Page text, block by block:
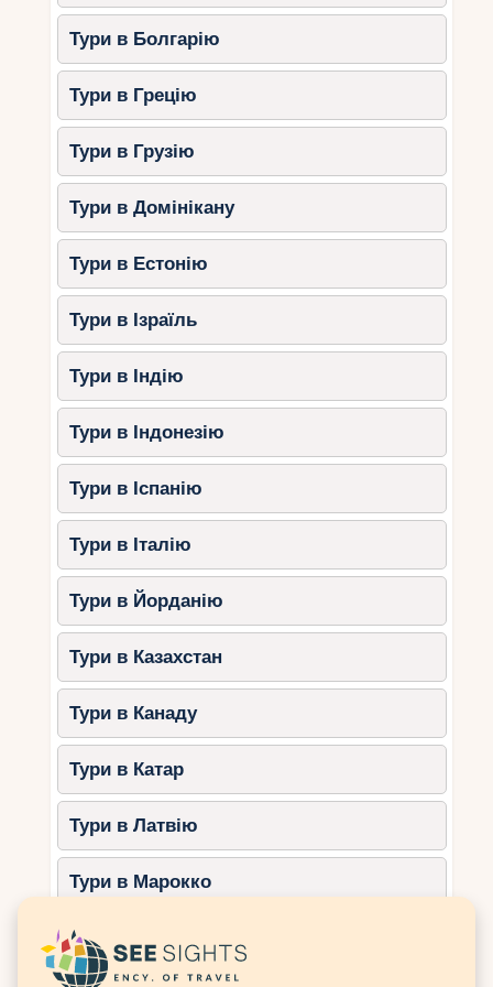
Al Bateen Beach – це затишне місце, яке
ідеально підходить для спокійного сімейного
Особливості:
Зони з мілководдям для безпечного
купання дітей.
Чудовий вид на міст Аль-Мафрак.
Безкоштовний доступ до пляжу.
Душові та туалети.
Місця для пікніка та барбекю.
Порада:Беріть із собою килимки та
пледи для пікніка, щоб насолодитися
обідом на пляжі.
4. Yas Beach
Розташований на острові Яс, цей пляж чудово
підходить для активного сімейного відпочинку.
Особливості:
Піщаний пляж із комфортними
зонами для відпочинку.
Водні види спорту, такі як каякінг,
паддлбордінг та катання на банані.
Дитячі зони з іграми та
атракціонами.
Прокат шезлонгів та парасольок.
Душові, роздягальні та туалети.
Тури в Болгарію
Тури в Грецію
Тури в Грузію
Тури в Домінікану
Тури в Естонію
Тури в Ізраїль
Тури в Індію
Тури в Індонезію
Тури в Іспанію
Тури в Італію
Тури в Йорданію
Тури в Казахстан
Тури в Канаду
Тури в Катар
Тури в Латвію
Тури в Марокко
Тури в Мексику